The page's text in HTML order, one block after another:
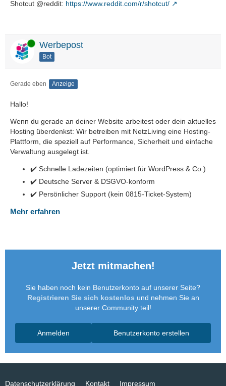
Shotcut @reddit: https://www.reddit.com/r/shotcut/
Online Werbepost
Bot
Gerade eben Anzeige
Hallo!
Wenn du gerade an deiner Website arbeitest oder dein aktuelles
Hosting überdenkst: Wir betreiben mit NetzLiving eine Hosting-
Plattform, die speziell auf Performance, Sicherheit und einfache
Verwaltung ausgelegt ist.
✔️ Schnelle Ladezeiten (optimiert für WordPress & Co.)
✔️ Deutsche Server & DSGVO-konform
✔️ Persönlicher Support (kein 0815-Ticket-System)
Mehr erfahren
Jetzt mitmachen!
Sie haben noch kein Benutzerkonto auf unserer Seite?
Registrieren Sie sich kostenlos und nehmen Sie an
unserer Community teil!
Benutzerkonto erstellen
Anmelden
Datenschutzerklärung Kontakt Impressum